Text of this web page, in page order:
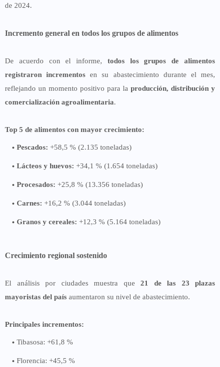
de 2024.
Incremento general en todos los grupos de alimentos
De acuerdo con el informe, todos los grupos de alimentos
registraron incrementos en su abastecimiento durante el mes,
reflejando un momento positivo para la producción, distribución y
comercialización agroalimentaria.
Top 5 de alimentos con mayor crecimiento:
Pescados: +58,5 % (2.135 toneladas)
Lácteos y huevos: +34,1 % (1.654 toneladas)
Procesados: +25,8 % (13.356 toneladas)
Carnes: +16,2 % (3.044 toneladas)
Granos y cereales: +12,3 % (5.164 toneladas)
Crecimiento regional sostenido
El análisis por ciudades muestra que 21 de las 23 plazas
mayoristas del país aumentaron su nivel de abastecimiento.
Principales incrementos:
Tibasosa: +61,8 %
Florencia: +45,5 %